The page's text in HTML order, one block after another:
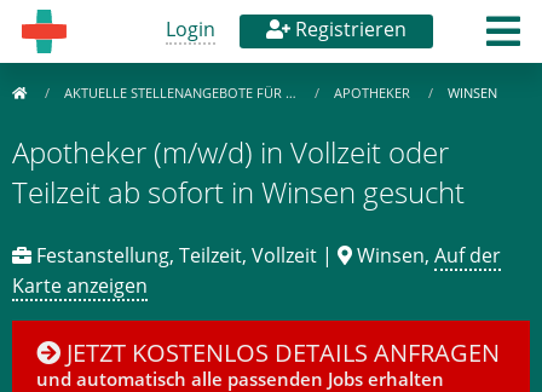
Login Registrieren
AKTUELLE STELLENANGEBOTE FÜR … APOTHEKER WINSEN
Apotheker (m/w/d) in Vollzeit oder
Teilzeit ab sofort in Winsen gesucht
Festanstellung, Teilzeit, Vollzeit | Winsen, Auf der
Karte anzeigen
JETZT KOSTENLOS DETAILS ANFRAGEN
und automatisch alle passenden Jobs erhalten